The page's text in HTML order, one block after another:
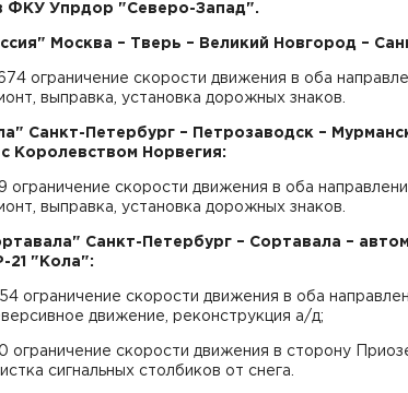
ФКУ Упрдор "Северо-Запад".
Москва – Тверь – Великий Новгород –
ограничение скорости движения в оба
выправка, установка дорожных знаков.
Санкт-Петербург – Петрозаводск –
Королевством Норвегия:
ограничение скорости движения в оба
выправка, установка дорожных знаков.
Санкт-Петербург – Сортавала –
21 "Кола":
ограничение скорости движения в оба
движение, реконструкция а/д;
ограничение скорости движения в сторону
сигнальных столбиков от снега.